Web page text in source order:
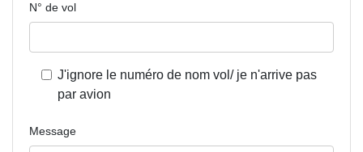
N° de vol
J'ignore le numéro de nom vol/ je n'arrive pas
par avion
Message